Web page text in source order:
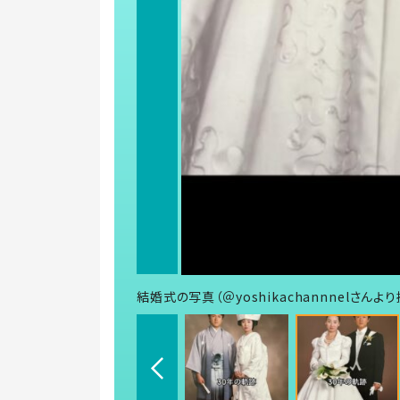
結婚式の写真（＠yoshikachannnelさんより